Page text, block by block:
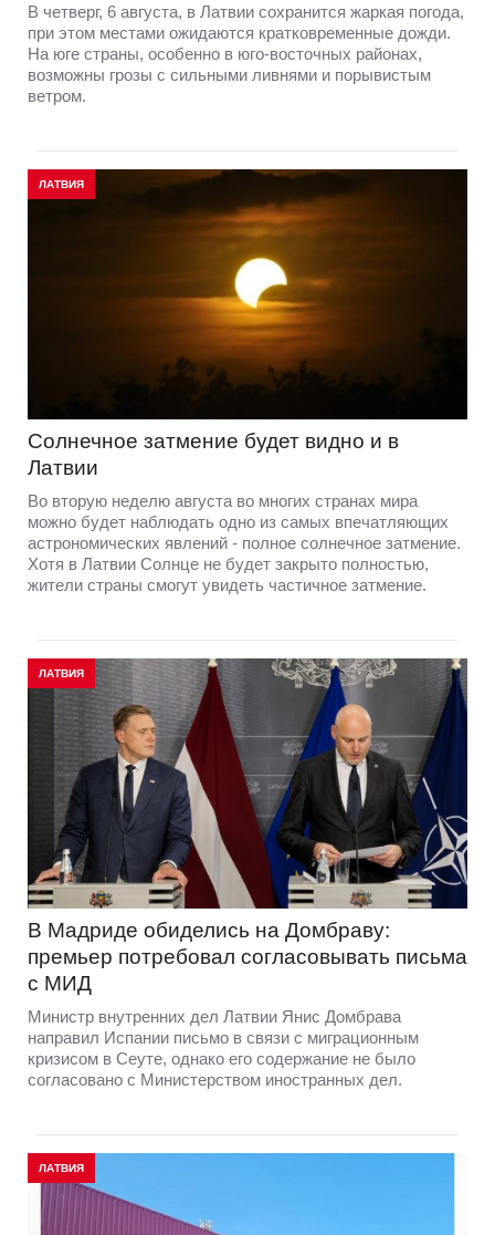
В четверг, 6 августа, в Латвии сохранится жаркая погода,
при этом местами ожидаются кратковременные дожди.
На юге страны, особенно в юго-восточных районах,
возможны грозы с сильными ливнями и порывистым
ветром.
ЛАТВИЯ
Солнечное затмение будет видно и в
Латвии
Во вторую неделю августа во многих странах мира
можно будет наблюдать одно из самых впечатляющих
астрономических явлений - полное солнечное затмение.
Хотя в Латвии Солнце не будет закрыто полностью,
жители страны смогут увидеть частичное затмение.
ЛАТВИЯ
В Мадриде обиделись на Домбраву:
премьер потребовал согласовывать письма
с МИД
Министр внутренних дел Латвии Янис Домбрава
направил Испании письмо в связи с миграционным
кризисом в Сеуте, однако его содержание не было
согласовано с Министерством иностранных дел.
ЛАТВИЯ